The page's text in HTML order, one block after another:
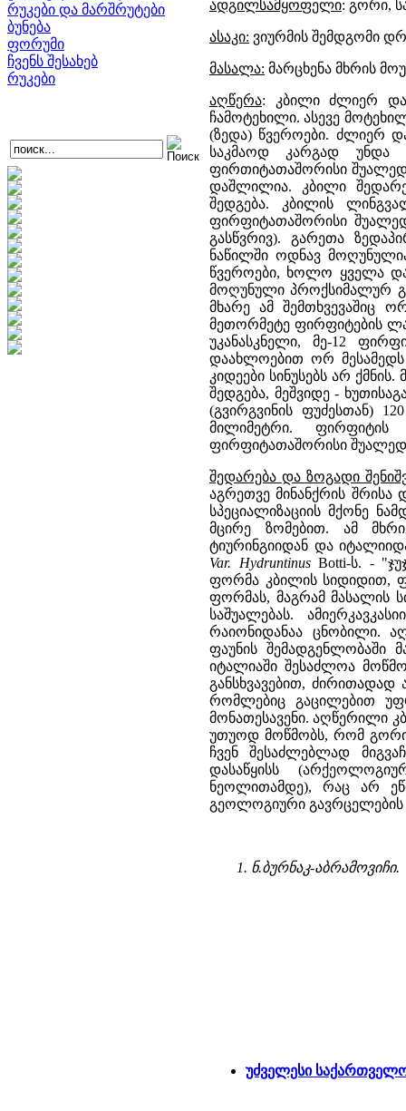
რუკები და მარშრუტები
ბუნება
ფორუმი
ჩვენს შესახებ
რუკები
ადგილსამყოფელი: გორი,
ასაკი: ვიურმის შემდგომი
მასალა: მარცხენა მხრის
აღწერა: კბილი ძლიერ
ჩამოტეხილი. ასევე
(ზედა) წვეროები. ძლიერ
საკმაოდ კარგად უნდა
ფირთიტათაშორისი
დაშლილია. კბილი
შედგება. კბილის
ფირფიტათაშორისი
გასწვრივ). გარეთა
ნაწილში ოდნავ
წვეროები, ხოლო ყველა
მოღუნული პროქსიმალურ
მხარე ამ შემთხვევაშიც
მეთორმეტე ფირფიტების
უკანასკნელი, მე-12
დაახლოებით ორ
კიდეები სინუსებს არ
შედგება, მეშვიდე -
(გვირგვინის ფუძესთან)
მილიმეტრი. ფირფიტის
ფირფიტათაშორისი
შედარება და ზოგადი
აგრეთვე მინანქრის შრისა
სპეციალიზაციის მქონე
მცირე ზომებით. ამ
ტიურინგიიდან და
Var. HydruntinusBotti-ს. -
ფორმა კბილის სიდიდით,
ფორმას, მაგრამ მასალის
საშუალებას.
რაიონიდანაა ცნობილი.
ფაუნის შემადგენლობაში
იტალიაში შესაძლოა
განსხვავებით, ძირითადად
რომლებიც გაცილებით
მონათესავენი. აღწერილი
უთუოდ მოწმობს, რომ
ჩვენ შესაძლებლად
დასაწყისს
ნეოლითამდე), რაც არ
გეოლოგიური გავრცელების
1. ნ.ბურნაკ-
უძველესი